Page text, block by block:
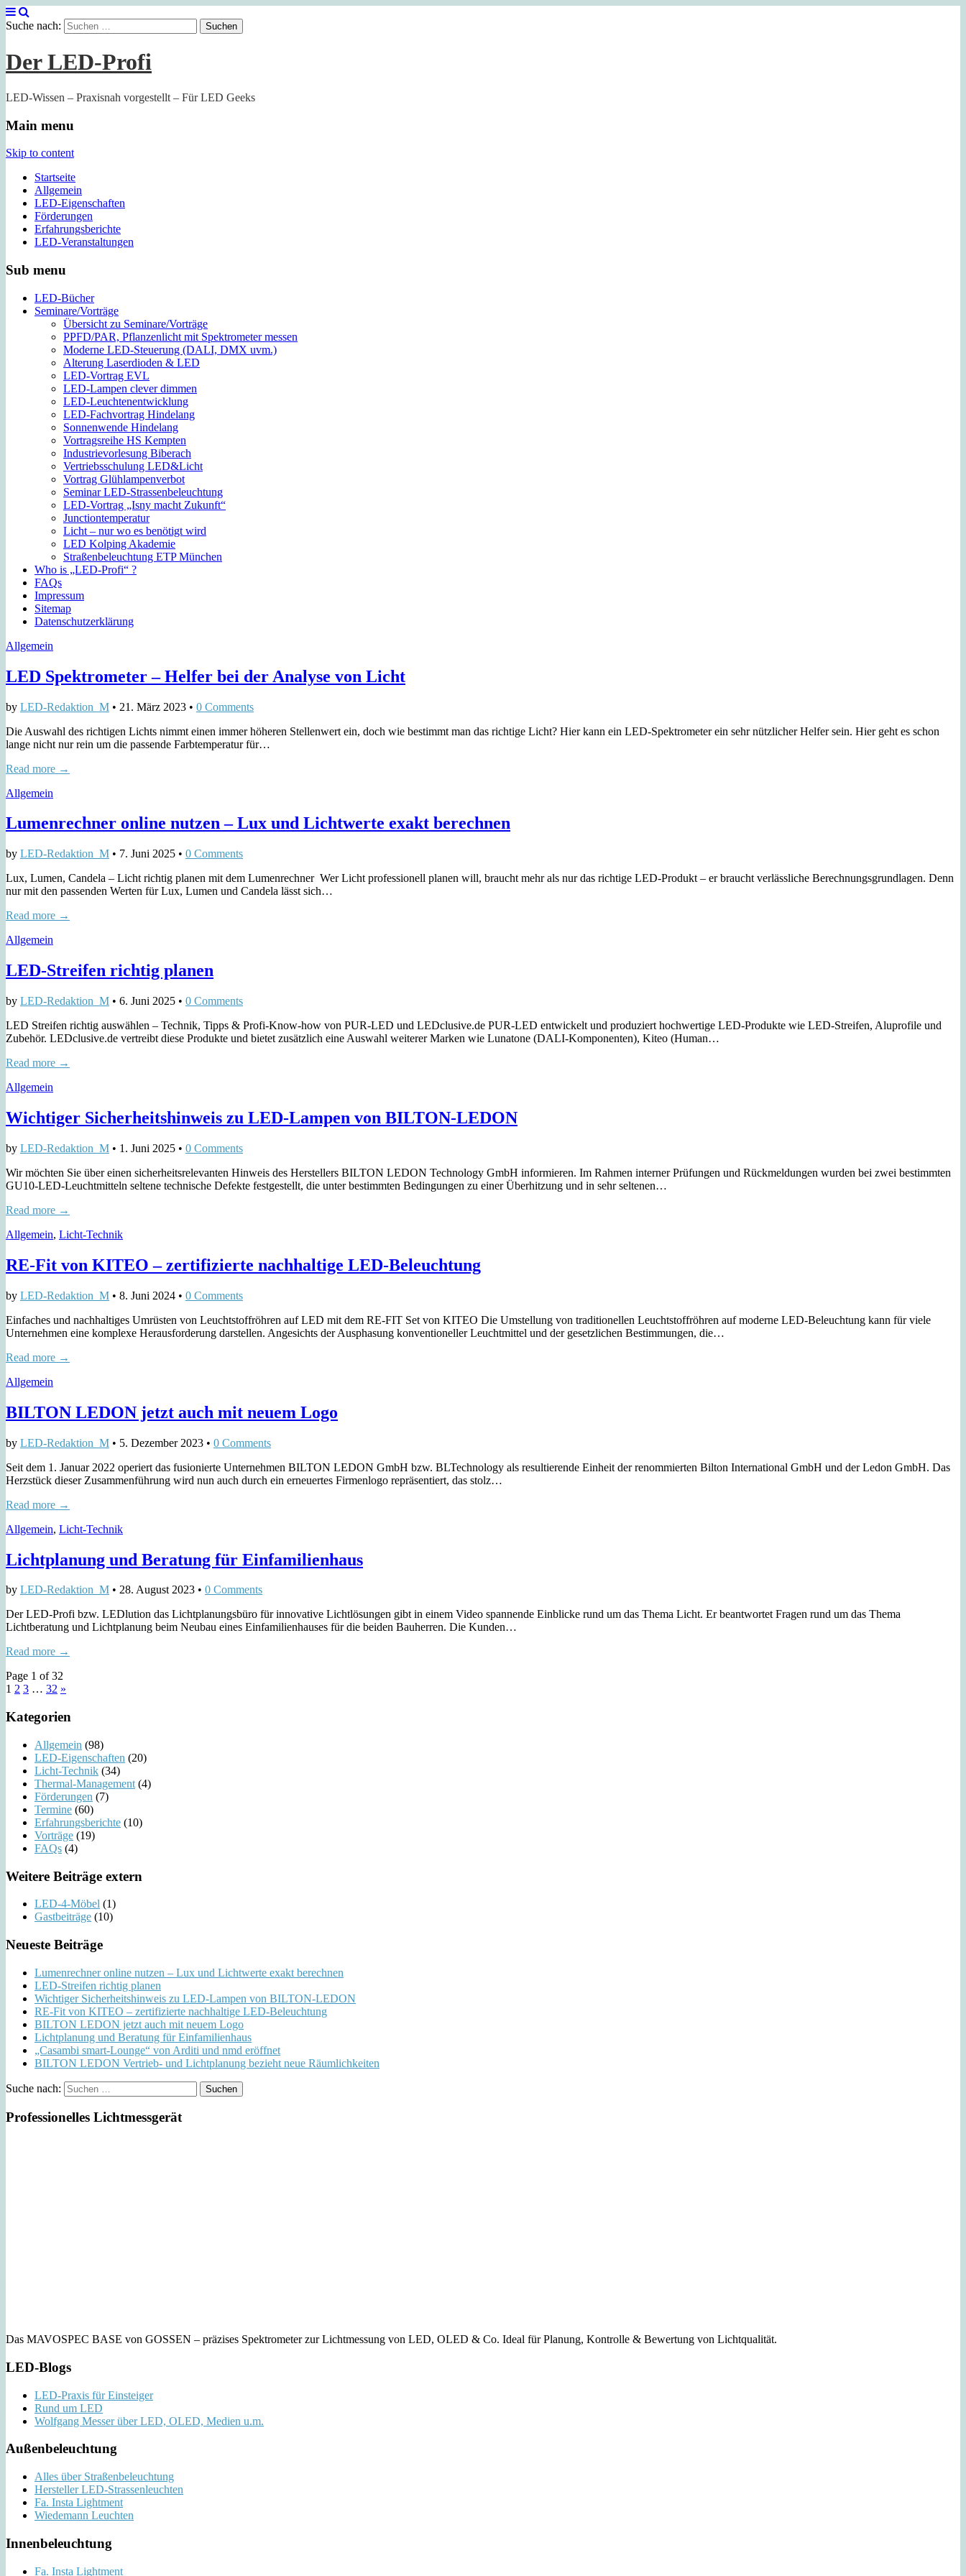
Suche nach:
Der LED-Profi
LED-Wissen – Praxisnah vorgestellt – Für LED Geeks
Main menu
Skip to content
Startseite
Allgemein
LED-Eigenschaften
Förderungen
Erfahrungsberichte
LED-Veranstaltungen
Sub menu
LED-Bücher
Seminare/Vorträge
Übersicht zu Seminare/Vorträge
PPFD/PAR, Pflanzenlicht mit Spektrometer messen
Moderne LED-Steuerung (DALI, DMX uvm.)
Alterung Laserdioden & LED
LED-Vortrag EVL
LED-Lampen clever dimmen
LED-Leuchtenentwicklung
LED-Fachvortrag Hindelang
Sonnenwende Hindelang
Vortragsreihe HS Kempten
Industrievorlesung Biberach
Vertriebsschulung LED&Licht
Vortrag Glühlampenverbot
Seminar LED-Strassenbeleuchtung
LED-Vortrag „Isny macht Zukunft“
Junctiontemperatur
Licht – nur wo es benötigt wird
LED Kolping Akademie
Straßenbeleuchtung ETP München
Who is „LED-Profi“ ?
FAQs
Impressum
Sitemap
Datenschutzerklärung
Allgemein
LED Spektrometer – Helfer bei der Analyse von Licht
by LED-Redaktion_M • 21. März 2023 • 0 Comments
Die Auswahl des richtigen Lichts nimmt einen immer höheren Stellenwert ein, doch wie bestimmt man das richtige Licht? Hier kann ein LED-Spektrometer ein sehr nützlicher Helfer sein. Hier geht es schon
lange nicht nur rein um die passende Farbtemperatur für…
Read more →
Allgemein
Lumenrechner online nutzen – Lux und Lichtwerte exakt berechnen
by LED-Redaktion_M • 7. Juni 2025 • 0 Comments
Lux, Lumen, Candela – Licht richtig planen mit dem Lumenrechner Wer Licht professionell planen will, braucht mehr als nur das richtige LED-Produkt – er braucht verlässliche Berechnungsgrundlagen. Denn
nur mit den passenden Werten für Lux, Lumen und Candela lässt sich…
Read more →
Allgemein
LED-Streifen richtig planen
by LED-Redaktion_M • 6. Juni 2025 • 0 Comments
LED Streifen richtig auswählen – Technik, Tipps & Profi-Know-how von PUR-LED und LEDclusive.de PUR-LED entwickelt und produziert hochwertige LED-Produkte wie LED-Streifen, Aluprofile und
Zubehör. LEDclusive.de vertreibt diese Produkte und bietet zusätzlich eine Auswahl weiterer Marken wie Lunatone (DALI-Komponenten), Kiteo (Human…
Read more →
Allgemein
Wichtiger Sicherheitshinweis zu LED-Lampen von BILTON-LEDON
by LED-Redaktion_M • 1. Juni 2025 • 0 Comments
Wir möchten Sie über einen sicherheitsrelevanten Hinweis des Herstellers BILTON LEDON Technology GmbH informieren. Im Rahmen interner Prüfungen und Rückmeldungen wurden bei zwei bestimmten
GU10-LED-Leuchtmitteln seltene technische Defekte festgestellt, die unter bestimmten Bedingungen zu einer Überhitzung und in sehr seltenen…
Read more →
Allgemein, Licht-Technik
RE-Fit von KITEO – zertifizierte nachhaltige LED-Beleuchtung
by LED-Redaktion_M • 8. Juni 2024 • 0 Comments
Einfaches und nachhaltiges Umrüsten von Leuchtstoffröhren auf LED mit dem RE-FIT Set von KITEO Die Umstellung von traditionellen Leuchtstoffröhren auf moderne LED-Beleuchtung kann für viele
Unternehmen eine komplexe Herausforderung darstellen. Angesichts der Ausphasung konventioneller Leuchtmittel und der gesetzlichen Bestimmungen, die…
Read more →
Allgemein
BILTON LEDON jetzt auch mit neuem Logo
by LED-Redaktion_M • 5. Dezember 2023 • 0 Comments
Seit dem 1. Januar 2022 operiert das fusionierte Unternehmen BILTON LEDON GmbH bzw. BLTechnology als resultierende Einheit der renommierten Bilton International GmbH und der Ledon GmbH. Das
Herzstück dieser Zusammenführung wird nun auch durch ein erneuertes Firmenlogo repräsentiert, das stolz…
Read more →
Allgemein, Licht-Technik
Lichtplanung und Beratung für Einfamilienhaus
by LED-Redaktion_M • 28. August 2023 • 0 Comments
Der LED-Profi bzw. LEDlution das Lichtplanungsbüro für innovative Lichtlösungen gibt in einem Video spannende Einblicke rund um das Thema Licht. Er beantwortet Fragen rund um das Thema
Lichtberatung und Lichtplanung beim Neubau eines Einfamilienhauses für die beiden Bauherren. Die Kunden…
Read more →
Page 1 of 32
1 2 3 … 32 »
Kategorien
Allgemein (98)
LED-Eigenschaften (20)
Licht-Technik (34)
Thermal-Management (4)
Förderungen (7)
Termine (60)
Erfahrungsberichte (10)
Vorträge (19)
FAQs (4)
Weitere Beiträge extern
LED-4-Möbel (1)
Gastbeiträge (10)
Neueste Beiträge
Lumenrechner online nutzen – Lux und Lichtwerte exakt berechnen
LED-Streifen richtig planen
Wichtiger Sicherheitshinweis zu LED-Lampen von BILTON-LEDON
RE-Fit von KITEO – zertifizierte nachhaltige LED-Beleuchtung
BILTON LEDON jetzt auch mit neuem Logo
Lichtplanung und Beratung für Einfamilienhaus
„Casambi smart-Lounge“ von Arditi und nmd eröffnet
BILTON LEDON Vertrieb- und Lichtplanung bezieht neue Räumlichkeiten
Suche nach:
Professionelles Lichtmessgerät
Das MAVOSPEC BASE von GOSSEN – präzises Spektrometer zur Lichtmessung von LED, OLED & Co. Ideal für Planung, Kontrolle & Bewertung von Lichtqualität.
LED-Blogs
LED-Praxis für Einsteiger
Rund um LED
Wolfgang Messer über LED, OLED, Medien u.m.
Außenbeleuchtung
Alles über Straßenbeleuchtung
Hersteller LED-Strassenleuchten
Fa. Insta Lightment
Wiedemann Leuchten
Innenbeleuchtung
Fa. Insta Lightment